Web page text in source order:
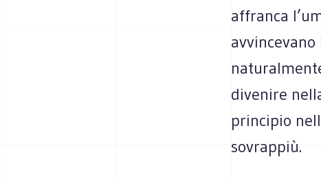
affranca
divenire
principio
sovrappiù.